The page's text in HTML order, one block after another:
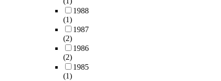
1988
(1)
1987
(2)
1986
(2)
1985
(1)